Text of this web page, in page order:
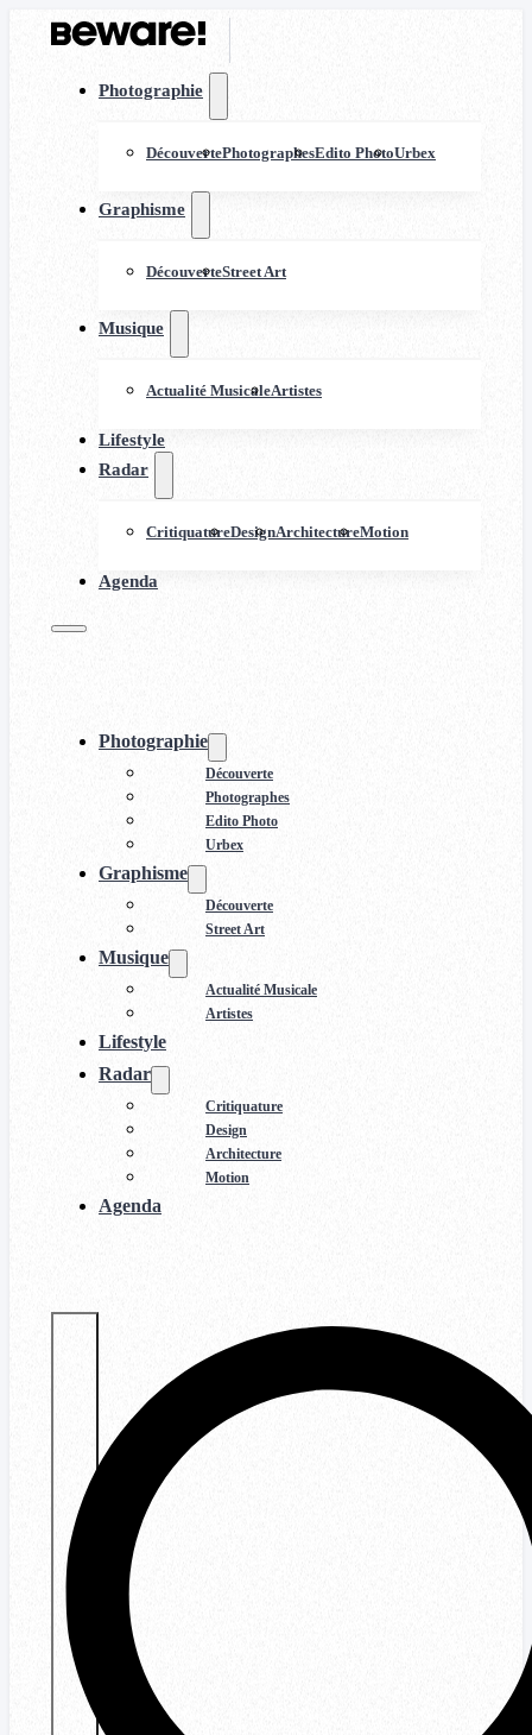
Photographie
DécouvertePhotographesEdito PhotoUrbex
Graphisme
DécouverteStreet Art
Musique
Actualité MusicaleArtistes
Lifestyle
Radar
CritiquatureDesignArchitectureMotion
Agenda
Photographie
Découverte
Photographes
Edito Photo
Urbex
Graphisme
Découverte
Street Art
Musique
Actualité Musicale
Artistes
Lifestyle
Radar
Critiquature
Design
Architecture
Motion
Agenda